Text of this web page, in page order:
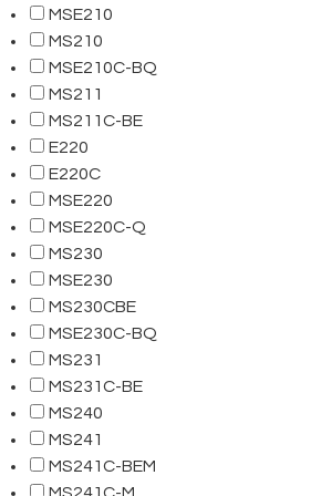
MSE210
MS210
MSE210C-BQ
MS211
MS211C-BE
E220
E220C
MSE220
MSE220C-Q
MS230
MSE230
MS230CBE
MSE230C-BQ
MS231
MS231C-BE
MS240
MS241
MS241C-BEM